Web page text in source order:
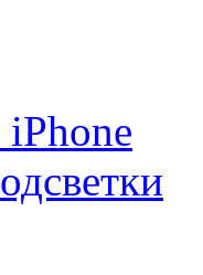
iPhone